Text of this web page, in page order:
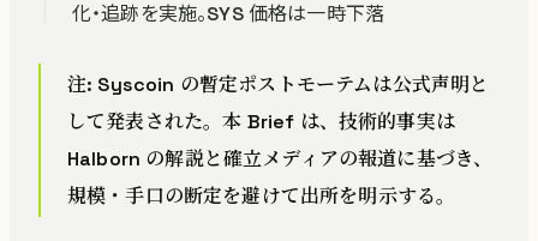
化・追跡を実施。SYS 価格は一時下落
注: Syscoin の暫定ポストモーテムは公式声明と
して発表された。本 Brief は、技術的事実は
Halborn の解説と確立メディアの報道に基づき、
規模・手口の断定を避けて出所を明示する。